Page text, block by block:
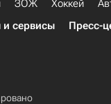
ЗОЖ Хоккей
и сервисы Пресс-